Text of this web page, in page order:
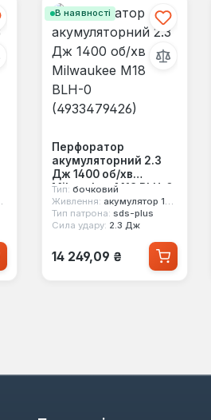
В наявності
Перфоратор
акумуляторний 2.3
Дж 1400 об/хв
Milwaukee M18 BLH-0
(4933479426)
Тип: бочковий
Живлення: акумулятор 18 В
Тип патрона: sds-plus
Сила удару: 2.3 Дж
Звичайна ціна:
14 249,09 ₴